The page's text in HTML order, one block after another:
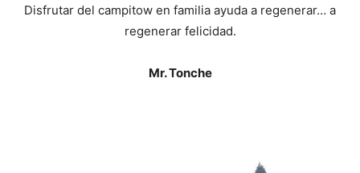
Disfrutar del campitow en familia ayuda a regenerar… a
regenerar felicidad.
Mr. Tonche